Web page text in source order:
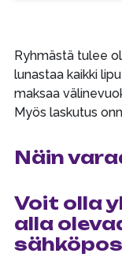
Ryhmästä tulee
lunastaa kaikki
maksaa
Myös laskutus
Näin
Voit olla
alla